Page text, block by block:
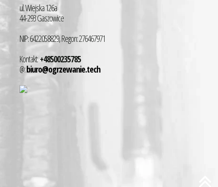
ul. Wiejska 126a
44-293 Gaszowice
NIP: 6422058829, Regon: 276467971
Kontakt: +48500235785
@:biuro@ogrzewanie.tech